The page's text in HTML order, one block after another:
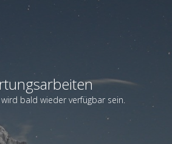
bald wieder verfügbar sein.